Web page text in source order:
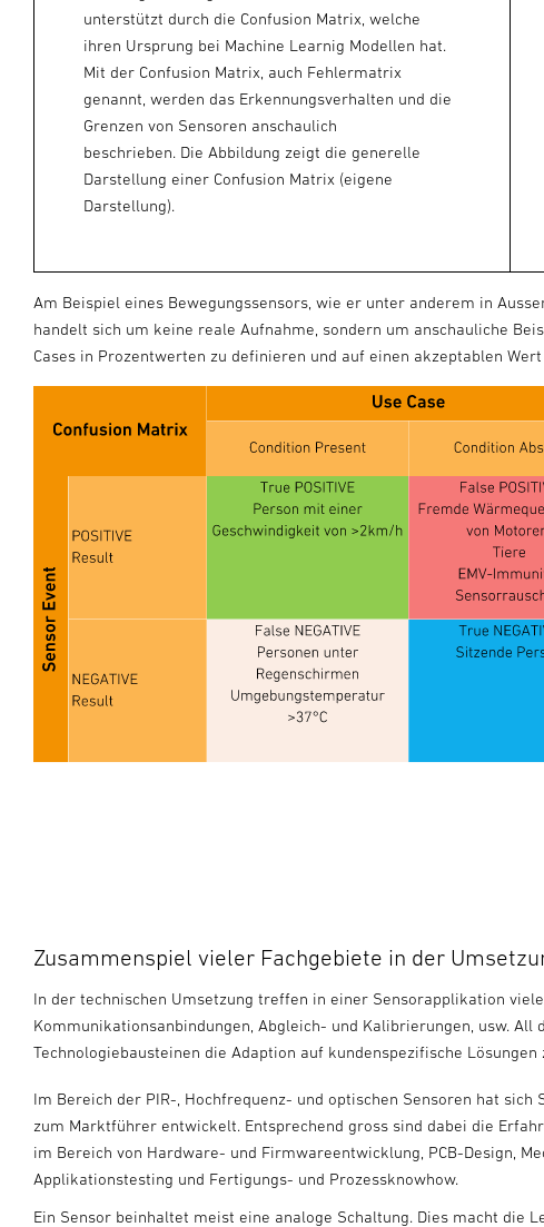
unterstützt durch die Confusion Matrix, welche
ihren Ursprung bei Machine Learnig Modellen hat.
Mit der Confusion Matrix, auch Fehlermatrix
genannt, werden das Erkennungsverhalten und die
Grenzen von Sensoren anschaulich
beschrieben. Die Abbildung zeigt die generelle
Darstellung einer Confusion Matrix (eigene
Darstellung).
Am Beispiel eines Bewegungssensors, wie er unter anderem in
handelt sich um keine reale Aufnahme, sondern um anschauliche
Cases in Prozentwerten zu definieren und auf einen akzeptablen
Zusammenspiel vieler Fachgebiete in der
In der technischen Umsetzung treffen in einer Sensorapplikation
Kommunikationsanbindungen, Abgleich- und Kalibrierungen, usw.
Technologiebausteinen die Adaption auf kundenspezifische Lösungen
Im Bereich der PIR-, Hochfrequenz- und optischen Sensoren hat sich
zum Marktführer entwickelt. Entsprechend gross sind dabei die
im Bereich von Hardware- und Firmwareentwicklung, PCB-Design,
Applikationstesting und Fertigungs- und Prozessknowhow.
Ein Sensor beinhaltet meist eine analoge Schaltung. Dies macht die